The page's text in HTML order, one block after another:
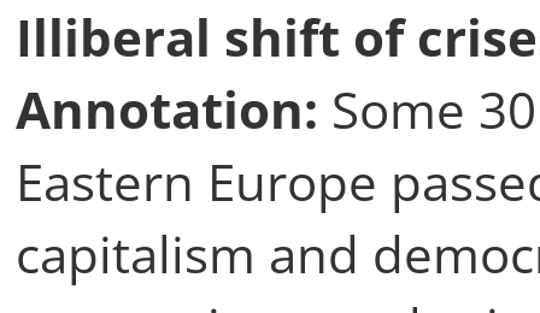
Illiberal shift of
Annotation: Some
Eastern Europe
capitalism and